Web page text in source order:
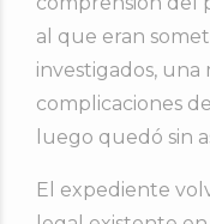
al que eran
investigados,
complicaciones
luego quedó sin
El expediente